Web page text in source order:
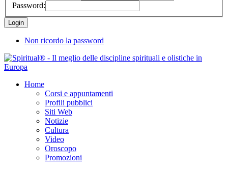
Password:
Non ricordo la password
Home
Corsi e appuntamenti
Profili pubblici
Siti Web
Notizie
Cultura
Video
Oroscopo
Promozioni